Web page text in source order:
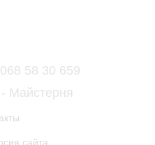
068 58 30 659
Майстерня
сайта